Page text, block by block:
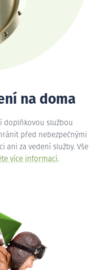
na doma
doplňkovou službou
před nebezpečnými
ani za vedení služby. Vše
více informací.